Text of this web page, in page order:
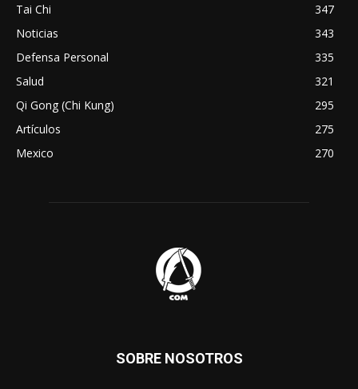
Tai Chi
347
Noticias
343
Defensa Personal
335
Salud
321
Qi Gong (Chi Kung)
295
Artículos
275
Mexico
270
SOBRE NOSOTROS